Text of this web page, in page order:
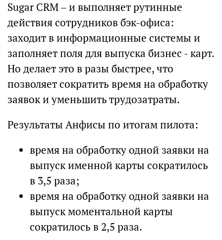
Sugar CRM – и выполняет рутинные
действия сотрудников бэк-офиса:
заходит в информационные системы и
заполняет поля для выпуска бизнес - карт.
Но делает это в разы быстрее, что
позволяет сократить время на обработку
заявок и уменьшить трудозатраты.
Результаты Анфисы по итогам пилота:
время на обработку одной заявки на
выпуск именной карты сократилось
в 3,5 раза;
время на обработку одной заявки на
выпуск моментальной карты
сократилось в 2,5 раза.